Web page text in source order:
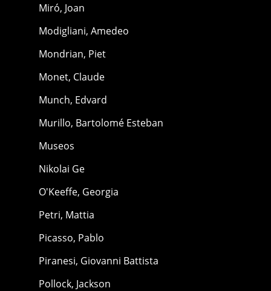
Miró, Joan
Modigliani, Amedeo
Mondrian, Piet
Monet, Claude
Munch, Edvard
Murillo, Bartolomé Esteban
Museos
Nikolai Ge
O'Keeffe, Georgia
Petri, Mattia
Picasso, Pablo
Piranesi, Giovanni Battista
Pollock, Jackson